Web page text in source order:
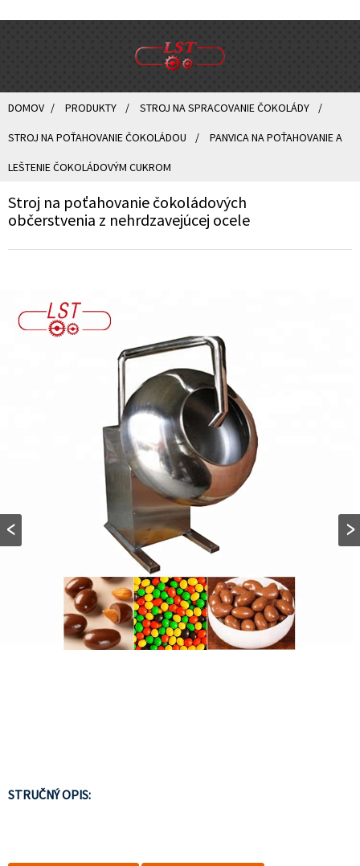
DOMOV PRODUKTY STROJ NA SPRACOVANIE ČOKOLÁDY
STROJ NA POŤAHOVANIE ČOKOLÁDOU PANVICA NA POŤAHOVANIE A
LEŠTENIE ČOKOLÁDOVÝM CUKROM
Stroj na poťahovanie čokoládových
občerstvenia z nehrdzavejúcej ocele
STRUČNÝ OPIS: